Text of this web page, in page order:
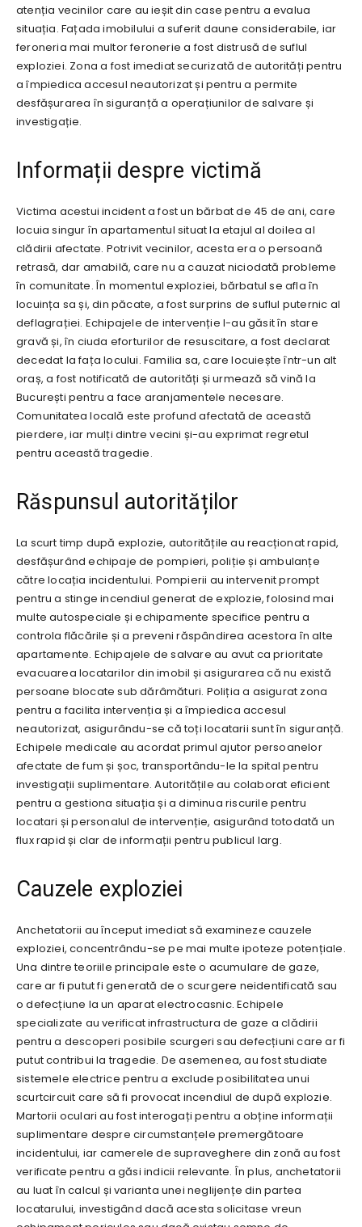
atenția vecinilor care au ieșit din case pentru a evalua
situația. Fațada imobilului a suferit daune considerabile, iar
feroneria mai multor feronerie a fost distrusă de suflul
exploziei. Zona a fost imediat securizată de autorități pentru
a împiedica accesul neautorizat și pentru a permite
desfășurarea în siguranță a operațiunilor de salvare și
investigație.
Informații despre victimă
Victima acestui incident a fost un bărbat de 45 de ani, care
locuia singur în apartamentul situat la etajul al doilea al
clădirii afectate. Potrivit vecinilor, acesta era o persoană
retrasă, dar amabilă, care nu a cauzat niciodată probleme
în comunitate. În momentul exploziei, bărbatul se afla în
locuința sa și, din păcate, a fost surprins de suflul puternic al
deflagrației. Echipajele de intervenție l-au găsit în stare
gravă și, în ciuda eforturilor de resuscitare, a fost declarat
decedat la fața locului. Familia sa, care locuiește într-un alt
oraș, a fost notificată de autorități și urmează să vină la
București pentru a face aranjamentele necesare.
Comunitatea locală este profund afectată de această
pierdere, iar mulți dintre vecini și-au exprimat regretul
pentru această tragedie.
Răspunsul autorităților
La scurt timp după explozie, autoritățile au reacționat rapid,
desfășurând echipaje de pompieri, poliție și ambulanțe
către locația incidentului. Pompierii au intervenit prompt
pentru a stinge incendiul generat de explozie, folosind mai
multe autospeciale și echipamente specifice pentru a
controla flăcările și a preveni răspândirea acestora în alte
apartamente. Echipajele de salvare au avut ca prioritate
evacuarea locatarilor din imobil și asigurarea că nu există
persoane blocate sub dărâmături. Poliția a asigurat zona
pentru a facilita intervenția și a împiedica accesul
neautorizat, asigurându-se că toți locatarii sunt în siguranță.
Echipele medicale au acordat primul ajutor persoanelor
afectate de fum și șoc, transportându-le la spital pentru
investigații suplimentare. Autoritățile au colaborat eficient
pentru a gestiona situația și a diminua riscurile pentru
locatari și personalul de intervenție, asigurând totodată un
flux rapid și clar de informații pentru publicul larg.
Cauzele exploziei
Anchetatorii au început imediat să examineze cauzele
exploziei, concentrându-se pe mai multe ipoteze potențiale.
Una dintre teoriile principale este o acumulare de gaze,
care ar fi putut fi generată de o scurgere neidentificată sau
o defecțiune la un aparat electrocasnic. Echipele
specializate au verificat infrastructura de gaze a clădirii
pentru a descoperi posibile scurgeri sau defecțiuni care ar fi
putut contribui la tragedie. De asemenea, au fost studiate
sistemele electrice pentru a exclude posibilitatea unui
scurtcircuit care să fi provocat incendiul de după explozie.
Martorii oculari au fost interogați pentru a obține informații
suplimentare despre circumstanțele premergătoare
incidentului, iar camerele de supraveghere din zonă au fost
verificate pentru a găsi indicii relevante. În plus, anchetatorii
au luat în calcul și varianta unei neglijențe din partea
locatarului, investigând dacă acesta solicitase vreun